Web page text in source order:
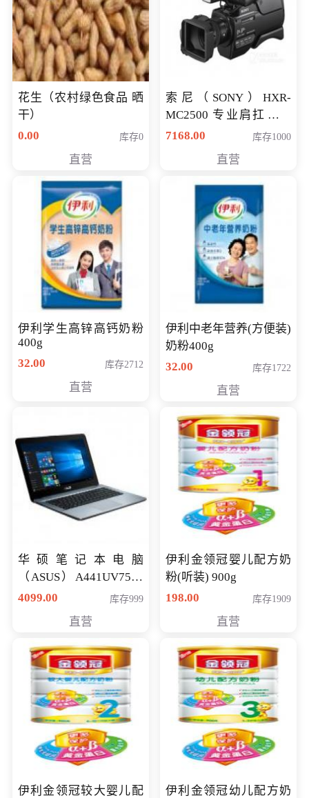
花生（农村绿色食品 晒
干）
0.00
库存0
直营
索尼（SONY）HXR-
MC2500 专业肩扛式存
储卡全高清摄录一体机
清入门级摄像机
7168.00 库存1000
直营
伊利学生高锌高钙奶粉
400g
32.00
库存2712
直营
伊利中老年营养(方便装)
奶粉400g
32.00
库存1722
直营
华硕笔记本电脑
（ASUS）A441UV7500
顽石（7代i7-7500U 4G
4099.00 库存999
直营
伊利金领冠婴儿配方奶
粉(听装) 900g
198.00
库存1909
直营
伊利金领冠较大婴儿配
伊利金领冠幼儿配方奶